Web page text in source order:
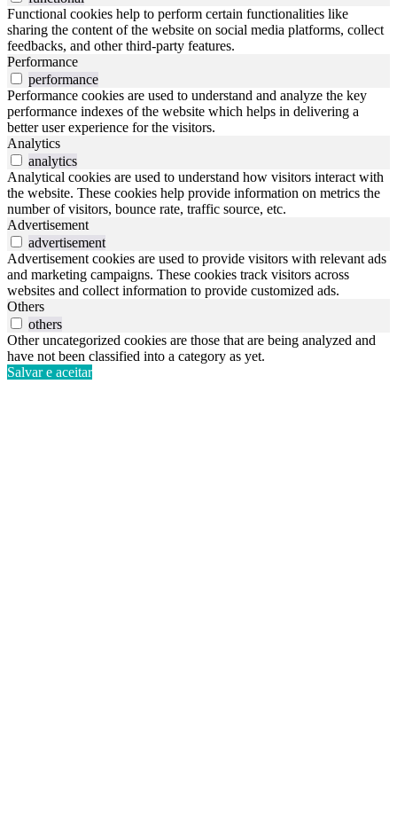
Functional cookies help to perform certain functionalities like
sharing the content of the website on social media platforms, collect
feedbacks, and other third-party features.
Performance
performance
Performance cookies are used to understand and analyze the key
performance indexes of the website which helps in delivering a
better user experience for the visitors.
Analytics
analytics
Analytical cookies are used to understand how visitors interact with
the website. These cookies help provide information on metrics the
number of visitors, bounce rate, traffic source, etc.
Advertisement
advertisement
Advertisement cookies are used to provide visitors with relevant ads
and marketing campaigns. These cookies track visitors across
websites and collect information to provide customized ads.
Others
others
Other uncategorized cookies are those that are being analyzed and
have not been classified into a category as yet.
Salvar e aceitar